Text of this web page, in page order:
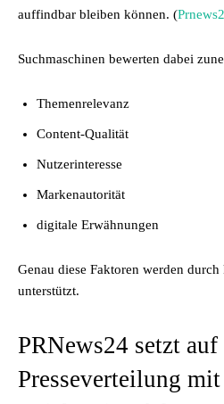
auffindbar bleiben können. (
Suchmaschinen bewerten dabei
Themenrelevanz
Content-Qualität
Nutzerinteresse
Markenautorität
digitale Erwähnungen
Genau diese Faktoren werden
unterstützt.
PRNews24 setzt
Presseverteilung mit